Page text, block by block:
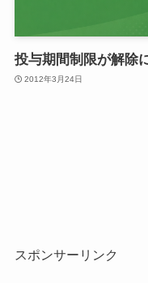
投与期間制限が解除
2012年3月24日
スポンサーリンク